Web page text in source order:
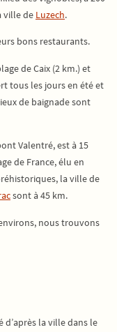
ville de Luzech.
bons restaurants.
de Caix (2 km.) et
tous les jours en été et
de baignade sont
Valentré, est à 15
de France, élu en
la ville de
sont à 45 km.
nous trouvons
d’après la ville dans le